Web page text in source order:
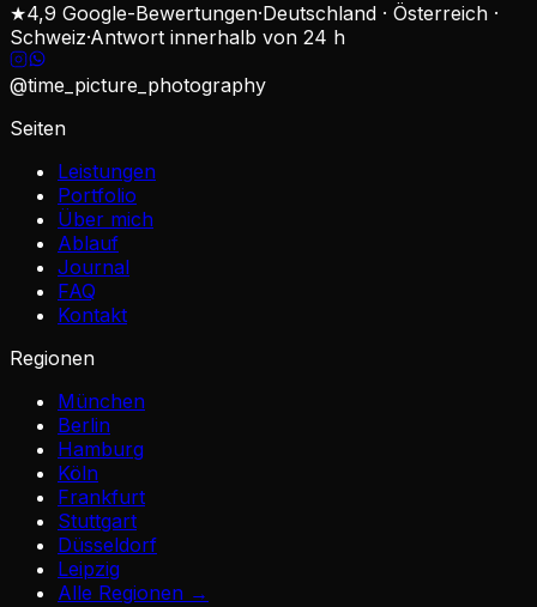
★4,9 Google-Bewertungen·Deutschland · Österreich ·
Schweiz·Antwort innerhalb von 24 h
@time_picture_photography
Seiten
Leistungen
Portfolio
Über mich
Ablauf
Journal
FAQ
Kontakt
Regionen
München
Berlin
Hamburg
Köln
Frankfurt
Stuttgart
Düsseldorf
Leipzig
Alle Regionen →